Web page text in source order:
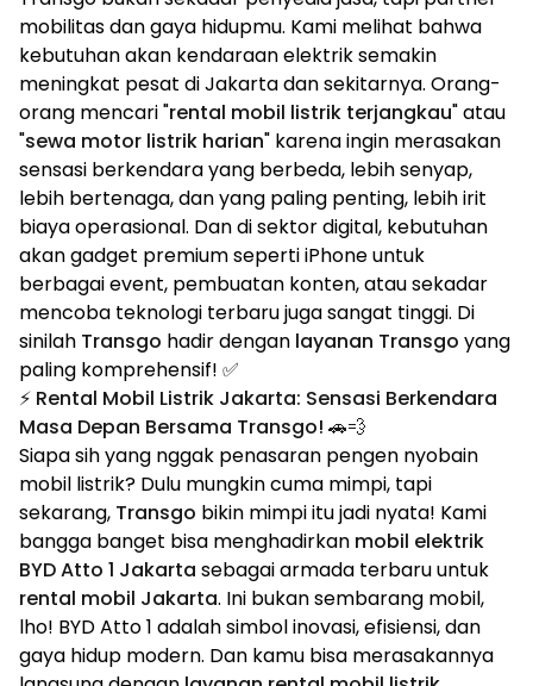
mobilitas dan gaya hidupmu. Kami melihat bahwa
kebutuhan akan kendaraan elektrik semakin
meningkat pesat di Jakarta dan sekitarnya. Orang-
orang mencari "rental mobil listrik terjangkau" atau
"sewa motor listrik harian" karena ingin merasakan
sensasi berkendara yang berbeda, lebih senyap,
lebih bertenaga, dan yang paling penting, lebih irit
biaya operasional. Dan di sektor digital, kebutuhan
akan gadget premium seperti iPhone untuk
berbagai event, pembuatan konten, atau sekadar
mencoba teknologi terbaru juga sangat tinggi. Di
sinilah Transgo hadir dengan layanan Transgo yang
paling komprehensif! ✅
⚡ Rental Mobil Listrik Jakarta: Sensasi Berkendara
Masa Depan Bersama Transgo! 🚗💨
Siapa sih yang nggak penasaran pengen nyobain
mobil listrik? Dulu mungkin cuma mimpi, tapi
sekarang, Transgo bikin mimpi itu jadi nyata! Kami
bangga banget bisa menghadirkan mobil elektrik
BYD Atto 1 Jakarta sebagai armada terbaru untuk
rental mobil Jakarta. Ini bukan sembarang mobil,
lho! BYD Atto 1 adalah simbol inovasi, efisiensi, dan
gaya hidup modern. Dan kamu bisa merasakannya